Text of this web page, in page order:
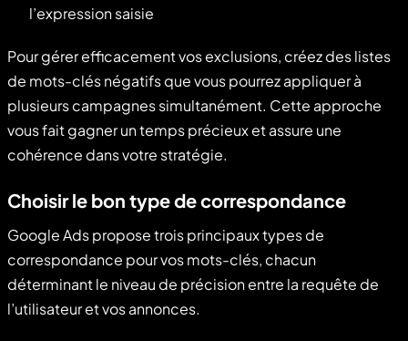
l’expression saisie
Pour gérer efficacement vos exclusions, créez des listes
de mots-clés négatifs que vous pourrez appliquer à
plusieurs campagnes simultanément. Cette approche
vous fait gagner un temps précieux et assure une
cohérence dans votre stratégie.
Choisir le bon type de correspondance
Google Ads propose trois principaux types de
correspondance pour vos mots-clés, chacun
déterminant le niveau de précision entre la requête de
l’utilisateur et vos annonces.